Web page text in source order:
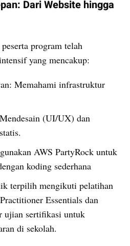
Dari Website hingga
program telah
yang mencakup:
Memahami infrastruktur
(UI/UX) dan
AWS PartyRock untuk
koding sederhana
terpilih mengikuti pelatihan
Essentials dan
ujian sertifikasi untuk
di sekolah.